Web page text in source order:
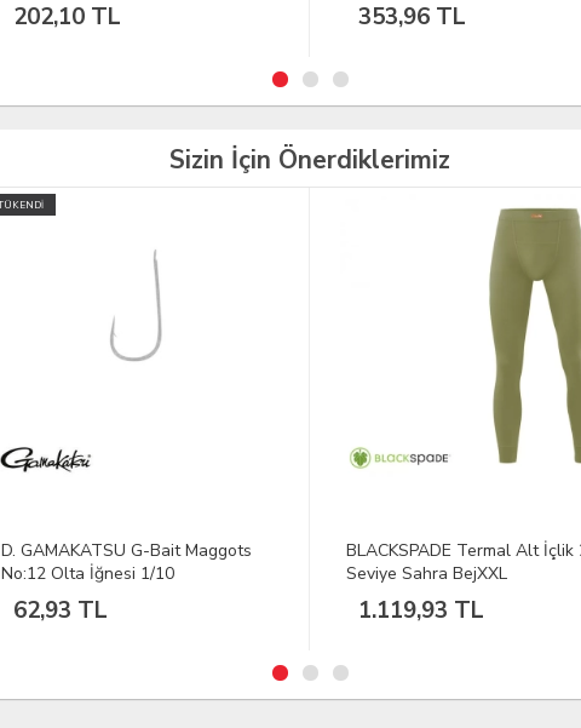
353,96 TL 991,09 TL
Sizin İçin Önerdiklerimiz
BLACKSPADE Termal Alt İçlik 2.
Seviye Sahra BejXXL
1.119,93 TL
S.K.DEERHUNTER Ram 2.G
Hitena377 DH Walnut Mont 50
11.195,76 TL